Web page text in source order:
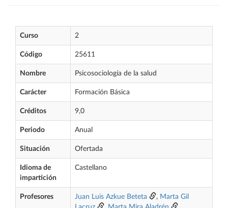
Curso 2
Código 25611
Nombre Psicosociología de la salud
Carácter Formación Básica
Créditos 9,0
Periodo Anual
Situación Ofertada
Idioma de
impartición
Castellano
Profesores Juan Luis Azkue Beteta , Marta Gil